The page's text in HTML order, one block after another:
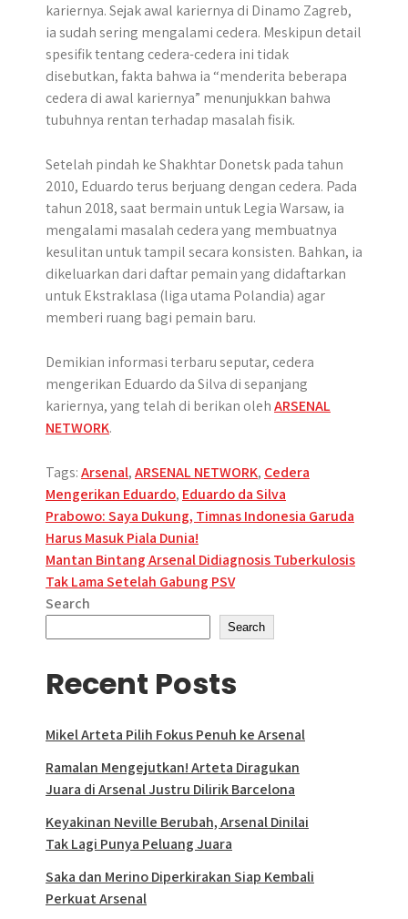
kariernya. Sejak awal kariernya di Dinamo Zagreb,
ia sudah sering mengalami cedera. Meskipun detail
spesifik tentang cedera-cedera ini tidak
disebutkan, fakta bahwa ia “menderita beberapa
cedera di awal kariernya” menunjukkan bahwa
tubuhnya rentan terhadap masalah fisik.
Setelah pindah ke Shakhtar Donetsk pada tahun
2010, Eduardo terus berjuang dengan cedera. Pada
tahun 2018, saat bermain untuk Legia Warsaw, ia
mengalami masalah cedera yang membuatnya
kesulitan untuk tampil secara konsisten. Bahkan, ia
dikeluarkan dari daftar pemain yang didaftarkan
untuk Ekstraklasa (liga utama Polandia) agar
memberi ruang bagi pemain baru.
Demikian informasi terbaru seputar, cedera
mengerikan Eduardo da Silva di sepanjang
kariernya, yang telah di berikan olehARSENAL
NETWORK.
Tags:Arsenal,ARSENAL NETWORK, Cedera
Mengerikan Eduardo, Eduardo da Silva
Post
navigation
Prabowo: Saya Dukung, Timnas Indonesia Garuda
Harus Masuk Piala Dunia!
Mantan Bintang Arsenal Didiagnosis Tuberkulosis
Tak Lama Setelah Gabung PSV
Search
Search
Recent Posts
Mikel Arteta Pilih Fokus Penuh ke Arsenal
Ramalan Mengejutkan! Arteta Diragukan
Juara di Arsenal Justru Dilirik Barcelona
Keyakinan Neville Berubah, Arsenal Dinilai
Tak Lagi Punya Peluang Juara
Saka dan Merino Diperkirakan Siap Kembali
Perkuat Arsenal